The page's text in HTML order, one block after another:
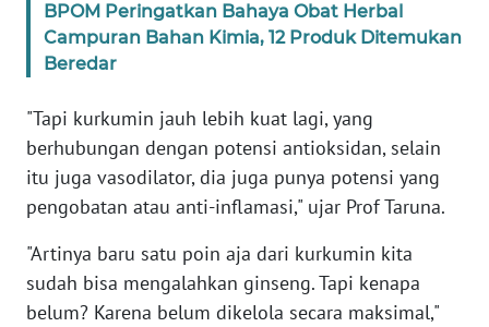
BPOM Peringatkan Bahaya Obat Herbal
Campuran Bahan Kimia, 12 Produk Ditemukan
Beredar
"Tapi kurkumin jauh lebih kuat lagi, yang
berhubungan dengan potensi antioksidan, selain
itu juga vasodilator, dia juga punya potensi yang
pengobatan atau anti-inflamasi," ujar Prof Taruna.
"Artinya baru satu poin aja dari kurkumin kita
sudah bisa mengalahkan ginseng. Tapi kenapa
belum? Karena belum dikelola secara maksimal,"
WN
JABAR
BANTEN
WN
NTT
WN
KEPRI